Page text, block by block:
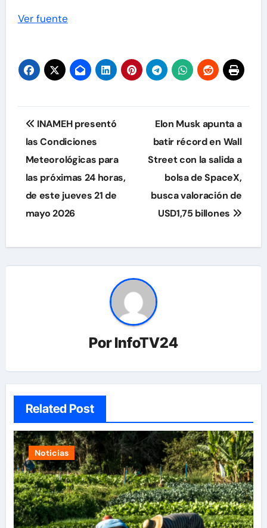
Ver fuente
Navegación
de
entradas
INAMEH presentó
las Condiciones
Meteorológicas para
las próximas 24 horas,
de este jueves 21 de
mayo 2026
Elon Musk apunta a
batir récord en Wall
Street con la salida a
bolsa de SpaceX,
busca valoración de
USD1,75 billones
PorInfoTV24
Related Post
Noticias